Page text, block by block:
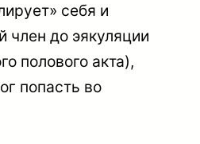
себя и
член до эякуляции
полового акта),
попасть во